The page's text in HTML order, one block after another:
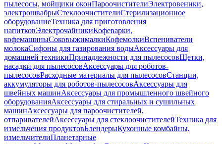
пылесосы, мойщики оконПароочистителиЭлектровеники,
электрошвабрыСтеклоочистителиСтерилизационное
оборудованиеТехника для приготовления
напитковЭлектрочайникиКофеварки,
кофемашиныСоковыжималкиКофемолкиВспениватели
молокаСифоны для газирования водыАксессуары для
домашней техникиПринадлежности для пылесосовЩетки,
насадки для пылесосовАксессуары для роботов-
пылесосовРасходные материалы для пылесосовСтанции,
аккумуляторы для роботов-пылесосовАксессуары для
швейных машинАксессуары для промышленного швейного
оборудованияАксессуары для стиральных и сушильных
машинАксессуары для пароочистителей,
отпаривателейАксессуары для стеклоочистителейТехника для
измельчения продуктовБлендерыКухонные комбайны,
измельчителиПланетарные